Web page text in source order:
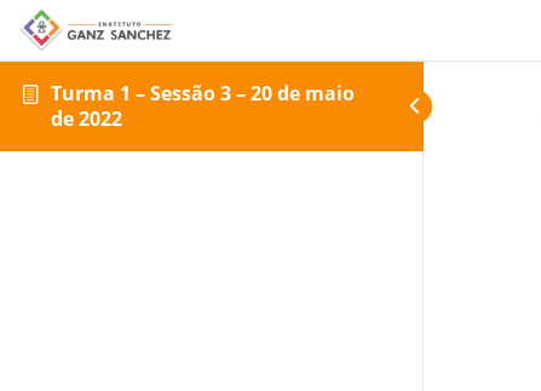
Turma 1 – Sessão 3 – 20 de maio
de 2022